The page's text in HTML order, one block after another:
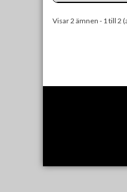
Visar 2 ämnen - 1 till 2